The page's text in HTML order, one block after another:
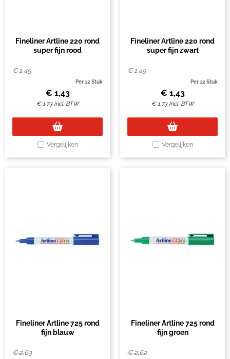
Fineliner Artline 220 rond
super fijn rood
€1,45
Per 12 Stuk
€ 1,43
€1,73 Incl. BTW
Vergelijken
Fineliner Artline 220 rond
super fijn zwart
€1,45
Per 12 Stuk
€ 1,43
€1,73 Incl. BTW
Vergelijken
Fineliner Artline 725 rond
fijn blauw
€2,63
Fineliner Artline 725 rond
fijn groen
€2,62